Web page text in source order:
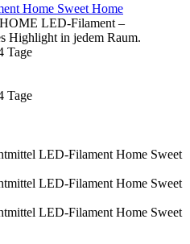
Home Sweet Home
LED-Filament –
Highlight in jedem Raum.
Tage
Tage